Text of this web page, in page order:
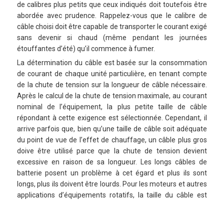
de calibres plus petits que ceux indiqués doit toutefois être
abordée avec prudence. Rappelez-vous que le calibre de
câble choisi doit être capable de transporter le courant exigé
sans devenir si chaud (même pendant les journées
étouffantes d’été) qu’il commence à fumer.
La détermination du câble est basée sur la consommation
de courant de chaque unité particulière, en tenant compte
de la chute de tension sur la longueur de câble nécessaire.
Après le calcul de la chute de tension maximale, au courant
nominal de l’équipement, la plus petite taille de câble
répondant à cette exigence est sélectionnée. Cependant, il
arrive parfois que, bien qu’une taille de câble soit adéquate
du point de vue de l’effet de chauffage, un câble plus gros
doive être utilisé parce que la chute de tension devient
excessive en raison de sa longueur. Les longs câbles de
batterie posent un problème à cet égard et plus ils sont
longs, plus ils doivent être lourds. Pour les moteurs et autres
applications d’équipements rotatifs, la taille du câble est